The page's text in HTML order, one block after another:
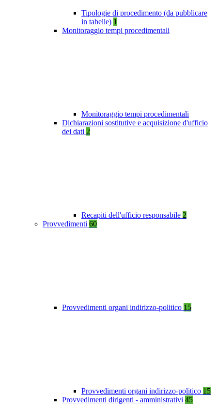
Tipologie di procedimento (da pubblicare
in tabelle) 1
Monitoraggio tempi procedimentali
Monitoraggio tempi procedimentali
Dichiarazioni sostitutive e acquisizione d'ufficio
dei dati 2
Recapiti dell'ufficio responsabile 2
Provvedimenti 60
Provvedimenti organi indirizzo-politico 15
Provvedimenti organi indirizzo-politico 15
Provvedimenti dirigenti - amministrativi 45